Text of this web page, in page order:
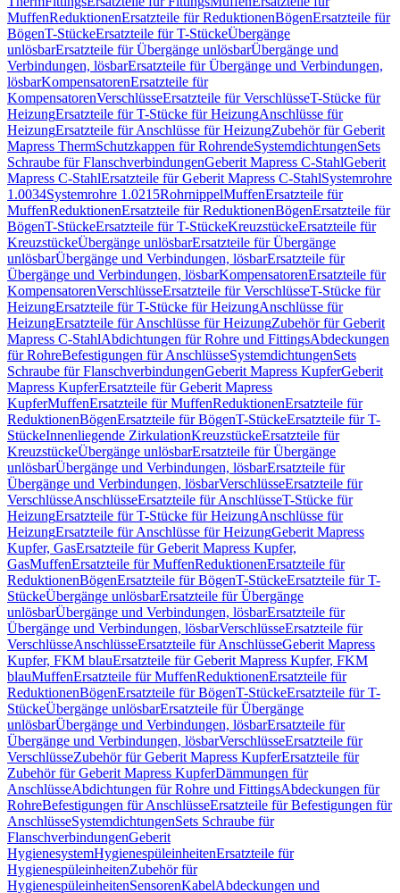
MuffenReduktionenErsatzteile für ReduktionenBögenErsatzteile für
BögenT-StückeErsatzteile für T-StückeÜbergänge
unlösbarErsatzteile für Übergänge unlösbarÜbergänge und
Verbindungen, lösbarErsatzteile für Übergänge und Verbindungen,
lösbarKompensatorenErsatzteile für
KompensatorenVerschlüsseErsatzteile für VerschlüsseT-Stücke für
HeizungErsatzteile für T-Stücke für HeizungAnschlüsse für
HeizungErsatzteile für Anschlüsse für HeizungZubehör für Geberit
Mapress ThermSchutzkappen für RohrendeSystemdichtungenSets
Schraube für FlanschverbindungenGeberit Mapress C-StahlGeberit
Mapress C-StahlErsatzteile für Geberit Mapress C-StahlSystemrohre
1.0034Systemrohre 1.0215RohrnippelMuffenErsatzteile für
MuffenReduktionenErsatzteile für ReduktionenBögenErsatzteile für
BögenT-StückeErsatzteile für T-StückeKreuzstückeErsatzteile für
KreuzstückeÜbergänge unlösbarErsatzteile für Übergänge
unlösbarÜbergänge und Verbindungen, lösbarErsatzteile für
Übergänge und Verbindungen, lösbarKompensatorenErsatzteile für
KompensatorenVerschlüsseErsatzteile für VerschlüsseT-Stücke für
HeizungErsatzteile für T-Stücke für HeizungAnschlüsse für
HeizungErsatzteile für Anschlüsse für HeizungZubehör für Geberit
Mapress C-StahlAbdichtungen für Rohre und FittingsAbdeckungen
für RohreBefestigungen für AnschlüsseSystemdichtungenSets
Schraube für FlanschverbindungenGeberit Mapress KupferGeberit
Mapress KupferErsatzteile für Geberit Mapress
KupferMuffenErsatzteile für MuffenReduktionenErsatzteile für
ReduktionenBögenErsatzteile für BögenT-StückeErsatzteile für T-
StückeInnenliegende ZirkulationKreuzstückeErsatzteile für
KreuzstückeÜbergänge unlösbarErsatzteile für Übergänge
unlösbarÜbergänge und Verbindungen, lösbarErsatzteile für
Übergänge und Verbindungen, lösbarVerschlüsseErsatzteile für
VerschlüsseAnschlüsseErsatzteile für AnschlüsseT-Stücke für
HeizungErsatzteile für T-Stücke für HeizungAnschlüsse für
HeizungErsatzteile für Anschlüsse für HeizungGeberit Mapress
Kupfer, GasErsatzteile für Geberit Mapress Kupfer,
GasMuffenErsatzteile für MuffenReduktionenErsatzteile für
ReduktionenBögenErsatzteile für BögenT-StückeErsatzteile für T-
StückeÜbergänge unlösbarErsatzteile für Übergänge
unlösbarÜbergänge und Verbindungen, lösbarErsatzteile für
Übergänge und Verbindungen, lösbarVerschlüsseErsatzteile für
VerschlüsseAnschlüsseErsatzteile für AnschlüsseGeberit Mapress
Kupfer, FKM blauErsatzteile für Geberit Mapress Kupfer, FKM
blauMuffenErsatzteile für MuffenReduktionenErsatzteile für
ReduktionenBögenErsatzteile für BögenT-StückeErsatzteile für T-
StückeÜbergänge unlösbarErsatzteile für Übergänge
unlösbarÜbergänge und Verbindungen, lösbarErsatzteile für
Übergänge und Verbindungen, lösbarVerschlüsseErsatzteile für
VerschlüsseZubehör für Geberit Mapress KupferErsatzteile für
Zubehör für Geberit Mapress KupferDämmungen für
AnschlüsseAbdichtungen für Rohre und FittingsAbdeckungen für
RohreBefestigungen für AnschlüsseErsatzteile für Befestigungen für
AnschlüsseSystemdichtungenSets Schraube für
FlanschverbindungenGeberit
HygienesystemHygienespüleinheitenErsatzteile für
HygienespüleinheitenZubehör für
HygienespüleinheitenSensorenKabelAbdeckungen und